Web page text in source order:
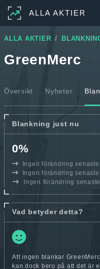
ALLA AKTIER
ALLA AKTIER
GreenMerc
Översikt Nyheter
Blankning just nu
0%
Ingen förändring
Ingen förändring
Ingen förändring
Vad betyder detta?
Att ingen blankar
kan dock bero på att det är